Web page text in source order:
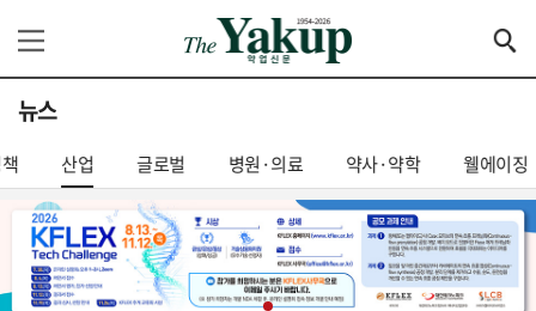
뉴스
산업 글로벌 병원·의료 약사·약학 웰에이징